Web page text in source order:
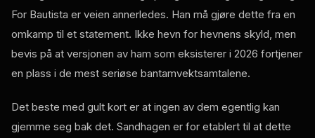
For Bautista er veien annerledes. Han må gjøre dette fra en
omkamp til et statement. Ikke hevn for hevnens skyld, men
bevis på at versjonen av ham som eksisterer i 2026 fortjener
en plass i de mest seriøse bantamvektsamtalene.
Det beste med gult kort er at ingen av dem egentlig kan
gjemme seg bak det. Sandhagen er for etablert til at dette